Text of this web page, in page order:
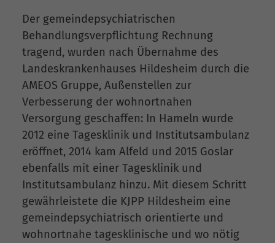
Der gemeindepsychiatrischen
Behandlungsverpflichtung Rechnung
tragend, wurden nach Übernahme des
Landeskrankenhauses Hildesheim durch die
AMEOS Gruppe, Außenstellen zur
Verbesserung der wohnortnahen
Versorgung geschaffen: In Hameln wurde
2012 eine Tagesklinik und Institutsambulanz
eröffnet, 2014 kam Alfeld und 2015 Goslar
ebenfalls mit einer Tagesklinik und
Institutsambulanz hinzu. Mit diesem Schritt
gewährleistete die KJPP Hildesheim eine
gemeindepsychiatrisch orientierte und
wohnortnahe tagesklinische und wo nötig